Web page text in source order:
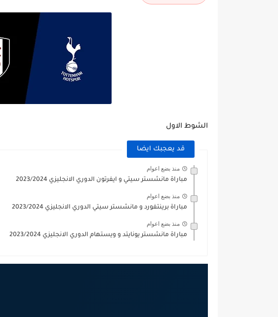
الشوط الاول
قد يعجبك ايضا
منذ بضع اعوام
مباراة مانشستر سيتي و ايفرتون الدوري الانجليزي 2023/2024
منذ بضع اعوام
مباراة برينتفورد و مانشستر سيتي الدوري الانجليزي 2023/2024
منذ بضع اعوام
مباراة مانشستر يونايتد و ويستهام الدوري الانجليزي 2023/2024